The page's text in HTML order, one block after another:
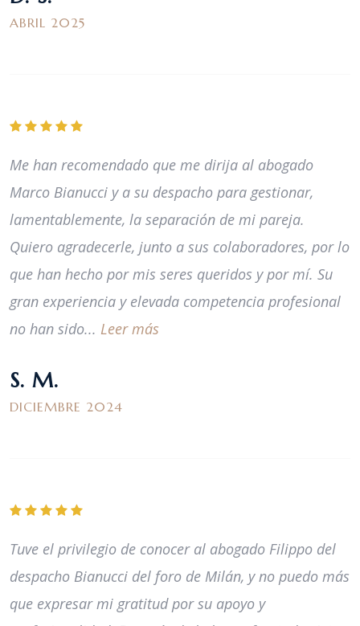
ABRIL 2025
Me han recomendado que me dirija al abogado
Marco Bianucci y a su despacho para gestionar,
lamentablemente, la separación de mi pareja.
Quiero agradecerle, junto a sus colaboradores, por lo
que han hecho por mis seres queridos y por mí. Su
gran experiencia y elevada competencia profesional
no han sido... Leer más
S. M.
DICIEMBRE 2024
Tuve el privilegio de conocer al abogado Filippo del
despacho Bianucci del foro de Milán, y no puedo más
que expresar mi gratitud por su apoyo y